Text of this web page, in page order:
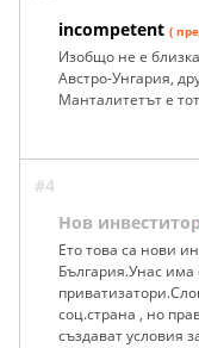
incompetent (
Изобщо не е
Австро-Унгария,
Манталитетът е
#4
Нов инвеститор
Ето това са нови
България.Унас
соц.страна , но
създават условия